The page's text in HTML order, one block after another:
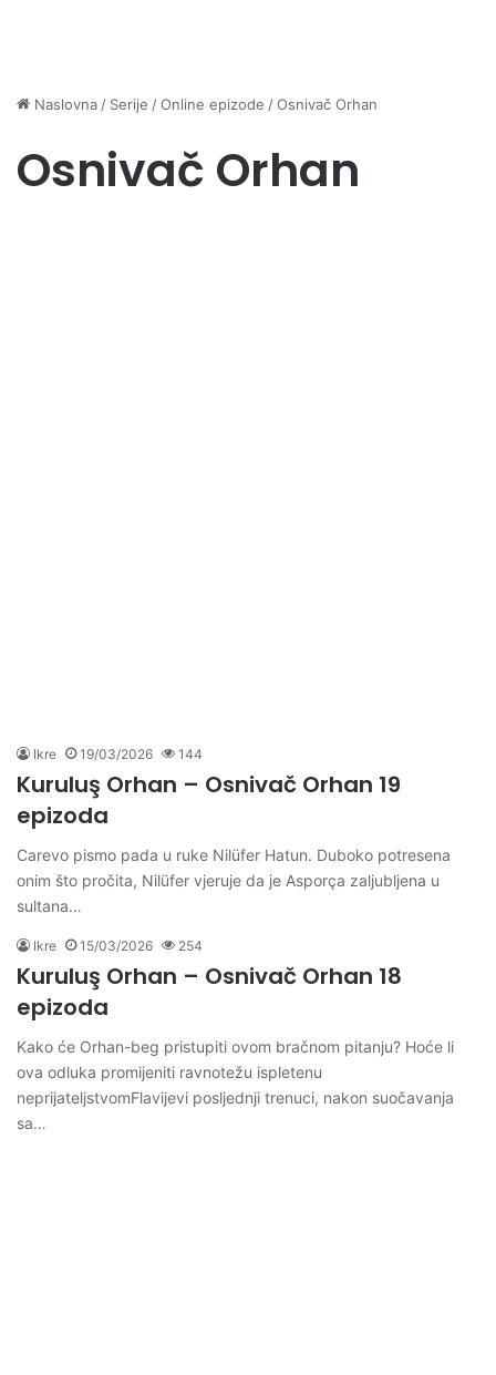
Naslovna / Serije /Online epizode /Osnivač Orhan
Osnivač Orhan
Ikre 19/03/2026 144
Kuruluş Orhan – Osnivač Orhan 19
epizoda
Carevo pismo pada u ruke Nilüfer Hatun. Duboko potresena
onim što pročita, Nilüfer vjeruje da je Asporça zaljubljena u
sultana…
Ikre 15/03/2026 254
Kuruluş Orhan – Osnivač Orhan 18
epizoda
Kako će Orhan-beg pristupiti ovom bračnom pitanju? Hoće li
ova odluka promijeniti ravnotežu ispletenu
neprijateljstvomFlavijevi posljednji trenuci, nakon suočavanja
sa…